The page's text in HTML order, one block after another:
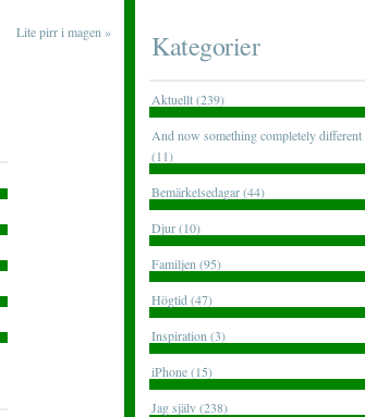
Lite pirr i magen » Kategorier
Aktuellt (239)
And now something completely different
(11)
Bemärkelsedagar (44)
Djur (10)
Familjen (95)
Högtid (47)
Inspiration (3)
iPhone (15)
Jag själv (238)